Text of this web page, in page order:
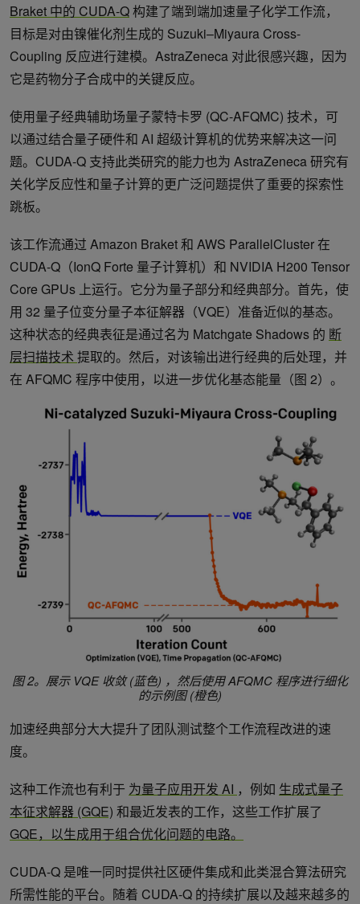
Braket 中的 CUDA-Q构建了端到端加速量子化学工作流，
目标是对由镍催化剂生成的 Suzuki–Miyaura Cross-
Coupling 反应进行建模。AstraZeneca 对此很感兴趣，因为
它是药物分子合成中的关键反应。
使用量子经典辅助场量子蒙特卡罗 (QC-AFQMC) 技术，可
以通过结合量子硬件和 AI 超级计算机的优势来解决这一问
题。CUDA-Q 支持此类研究的能力也为 AstraZeneca 研究有
关化学反应性和量子计算的更广泛问题提供了重要的探索性
跳板。
该工作流通过 Amazon Braket 和 AWS ParallelCluster 在
CUDA-Q（IonQ Forte 量子计算机）和 NVIDIA H200 Tensor
Core GPUs 上运行。它分为量子部分和经典部分。首先，使
用 32 量子位变分量子本征解器（VQE）准备近似的基态。
这种状态的经典表征是通过名为 Matchgate Shadows 的 断
层扫描技术 提取的。然后，对该输出进行经典的后处理，并
在 AFQMC 程序中使用，以进一步优化基态能量（图 2）。
图 2。展示 VQE 收敛 (蓝色) ，然后使用 AFQMC 程序进行细化
的示例图 (橙色)
加速经典部分大大提升了团队测试整个工作流程改进的速
度。
这种工作流也有利于 为量子应用开发 AI ，例如 生成式量子
本征求解器 (GQE) 和最近发表的工作，这些工作扩展了
GQE，以生成用于组合优化问题的电路。
CUDA-Q 是唯一同时提供社区硬件集成和此类混合算法研究
所需性能的平台。随着 CUDA-Q 的持续扩展以及越来越多的